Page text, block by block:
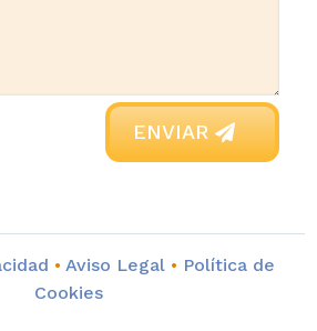
ENVIAR
• Aviso Legal • Política de
Cookies